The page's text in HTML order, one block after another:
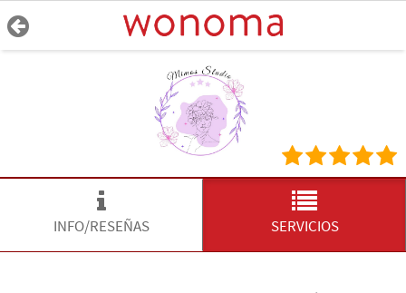
INFO/RESEÑAS SERVICIOS